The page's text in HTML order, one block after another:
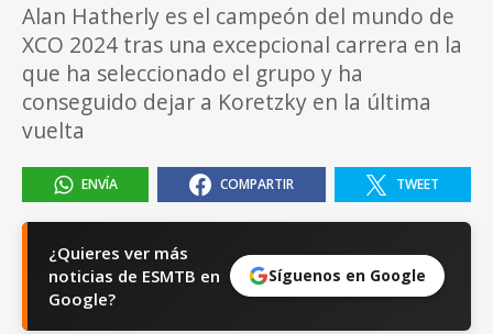
Alan Hatherly es el campeón del mundo de
XCO 2024 tras una excepcional carrera en la
que ha seleccionado el grupo y ha
conseguido dejar a Koretzky en la última
vuelta
ENVÍA COMPARTIR TWEET
¿Quieres ver más
noticias de ESMTB en
Google?
Síguenos en Google